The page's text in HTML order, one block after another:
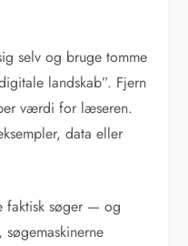
selv og bruge tomme
landskab”. Fjern
værdi for læseren.
data eller
faktisk søger — og